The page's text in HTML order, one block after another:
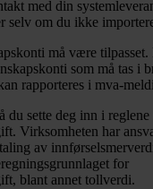
med din
selv om du ikke
må være
som må tas i
rapporteres i mva-
du sette deg inn i reglene
Virksomheten har
av
for
blant annet tollverdi.